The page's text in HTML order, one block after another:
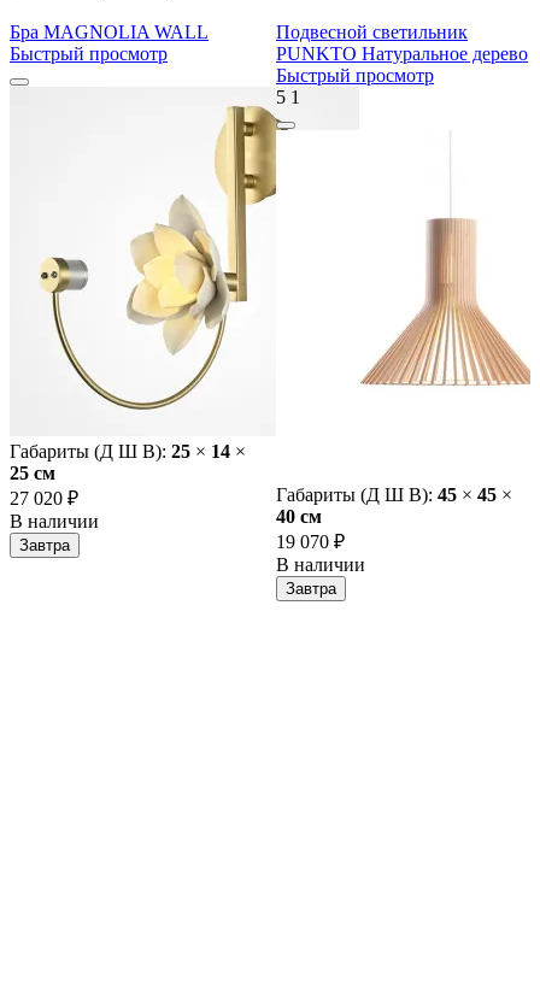
Бра MAGNOLIA WALL
Быстрый просмотр
Габариты (Д Ш В): 25 × 14 ×
25 cм
27 020 ₽
В наличии
Завтра
Подвесной светильник
PUNKTO Натуральное дерево
Быстрый просмотр
5 1
Габариты (Д Ш В): 45 × 45 ×
40 cм
19 070 ₽
В наличии
Завтра